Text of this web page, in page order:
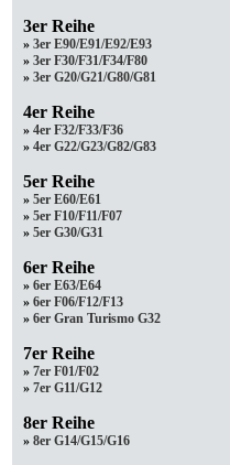
3er Reihe
» 3er E90/E91/E92/E93
» 3er F30/F31/F34/F80
» 3er G20/G21/G80/G81
4er Reihe
» 4er F32/F33/F36
» 4er G22/G23/G82/G83
5er Reihe
» 5er E60/E61
» 5er F10/F11/F07
» 5er G30/G31
6er Reihe
» 6er E63/E64
» 6er F06/F12/F13
» 6er Gran Turismo G32
7er Reihe
» 7er F01/F02
» 7er G11/G12
8er Reihe
» 8er G14/G15/G16